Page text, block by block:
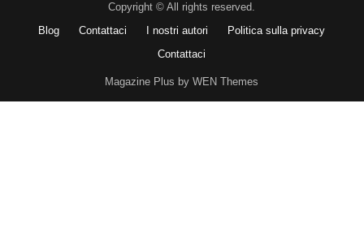
Copyright © All rights reserved.
Blog
Contattaci I nostri autori
Politica sulla privacy
Contattaci
Magazine Plus by WEN Themes